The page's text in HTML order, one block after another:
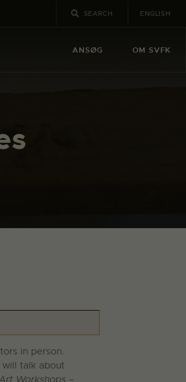
ENGLISH
ANSØG OM SVFK
in person.
will talk about